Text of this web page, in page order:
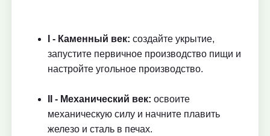
I - Каменный век: создайте укрытие,
запустите первичное производство пищи и
настройте угольное производство.
II - Механический век: освоите
механическую силу и начните плавить
железо и сталь в печах.